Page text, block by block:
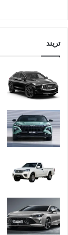
تريند